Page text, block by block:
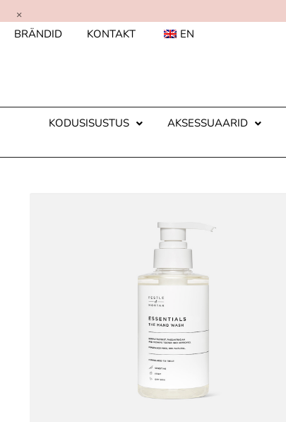
×
BRÄNDID KONTAKT EN
KODUSISUSTUS AKSESSUAARID